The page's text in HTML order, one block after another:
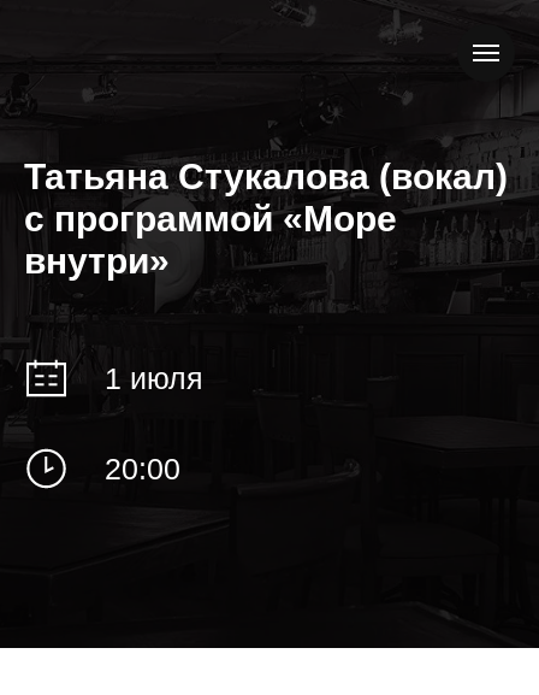
Татьяна Стукалова (вокал)
с программой «Море
внутри»
1 июля
20:00